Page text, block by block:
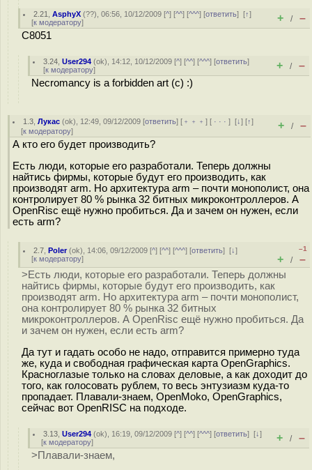
2.21 ,AsphyX (??), 06:56, 10/12/2009 [^] [^^] [^^^] [ответить][↑]
[к модератору] + / –
C8051
3.24 ,User294 (ok), 14:12, 10/12/2009 [^] [^^] [^^^] [ответить]
[к модератору] + / –
Necromancy is a forbidden art (c) :)
1.3 ,Лукас (ok), 12:49, 09/12/2009 [ответить] [ ﹢﹢﹢] [ · · ·][↓] [↑]
[к модератору] + / –
А кто его будет производить?
Есть люди, которые его разработали. Теперь должны
найтись фирмы, которые будут его производить, как
производят arm. Но архитектура arm – почти монополист, она
контролирует 80 % рынка 32 битных микроконтроллеров. А
OpenRisc ещё нужно пробиться. Да и зачем он нужен, если
есть arm?
2.7 ,Poler(ok), 14:06, 09/12/2009 [^] [^^] [^^^] [ответить][↓]
[к модератору]
–1
+ / –
>Есть люди, которые его разработали. Теперь должны
найтись фирмы, которые будут его производить, как
производят arm. Но архитектура arm – почти монополист,
она контролирует 80 % рынка 32 битных
микроконтроллеров. А OpenRisc ещё нужно пробиться. Да
и зачем он нужен, если есть arm?
Да тут и гадать особо не надо, отправится примерно туда
же, куда и свободная графическая карта OpenGraphics.
Красноглазые только на словах деловые, а как доходит до
того, как голосовать рублем, то весь энтузиазм куда-то
пропадает. Плавали-знаем, OpenMoko, OpenGraphics,
сейчас вот OpenRISC на подходе.
3.13 ,User294 (ok), 16:19, 09/12/2009 [^] [^^] [^^^] [ответить][↓]
[к модератору] + / –
>Плавали-знаем,